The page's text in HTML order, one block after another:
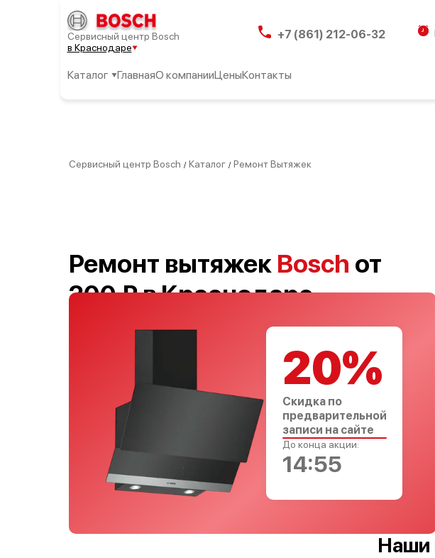
Сервисный центр Bosch
в Краснодаре
+7 (861) 212-06-32
Каталог ГлавнаяО компанииЦеныКонтакты
Сервисный центр Bosch / Каталог / Ремонт Вытяжек
Ремонт вытяжек Bosch от
200 ₽ в Краснодаре
20%
Скидка по
предварительной
записи на сайте
До конца акции:
14:54
Наши